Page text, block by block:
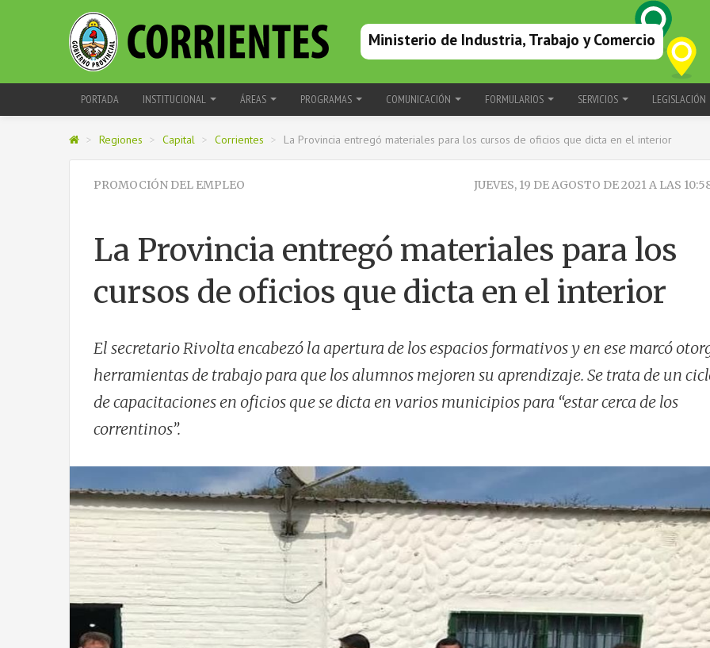
Ministerio de Industria, Trabajo y Comercio
PORTADA INSTITUCIONAL ÁREAS PROGRAMAS COMUNICACIÓN FORMULARIOS SERVICIOS LEGISLACIÓN
> Regiones > Capital > Corrientes > La Provincia entregó materiales para los cursos de oficios que dicta en el interior
PROMOCIÓN DEL EMPLEO JUEVES, 19 DE AGOSTO DE 2021 A LAS
La Provincia entregó materiales para los
cursos de oficios que dicta en el interior
El secretario Rivolta encabezó la apertura de los espacios formativos y en ese marcó
herramientas de trabajo para que los alumnos mejoren su aprendizaje. Se trata de un
de capacitaciones en oficios que se dicta en varios municipios para “estar cerca de los
correntinos”.